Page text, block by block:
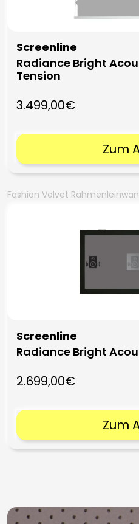
Screenline
Radiance Bright
Tension
3.499,00€
Zum
Fashion Velvet
Screenline
Radiance Bright
2.699,00€
Zum